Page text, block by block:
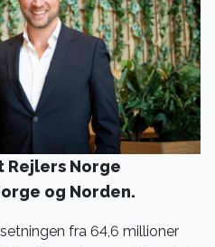
Rejlers Norge
og Norden.
fra 64,6 millioner